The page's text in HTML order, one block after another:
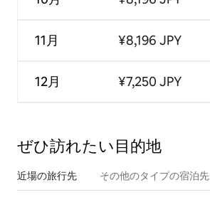
11月
12月
¥8,196 JPY
¥7,250 JPY
ぜひ訪⁠れ⁠た⁠い目⁠的⁠地
近場の旅行先 その他のタ⁠イ⁠プ⁠の宿⁠泊⁠先